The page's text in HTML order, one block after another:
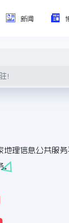
新闻
！
地理信息公共服务
。